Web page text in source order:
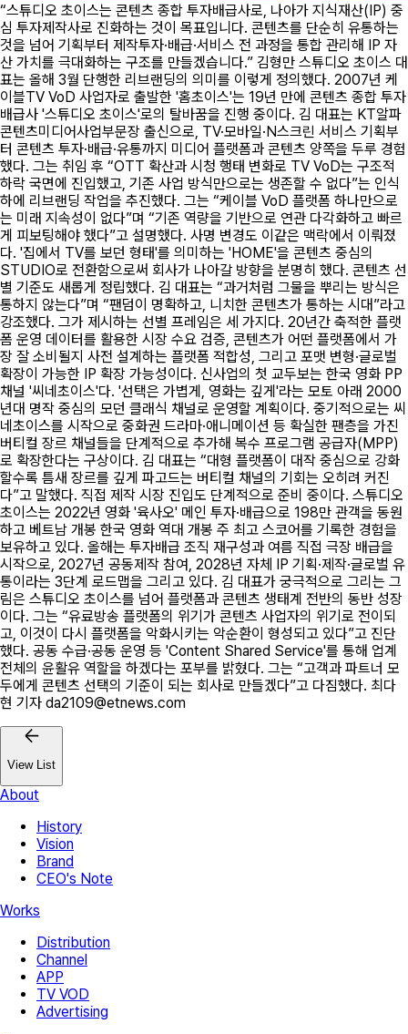
“스튜디오 초이스는 콘텐츠 종합 투자배급사로, 나아가 지식재산(IP) 중
심 투자제작사로 진화하는 것이 목표입니다. 콘텐츠를 단순히 유통하는
것을 넘어 기획부터 제작투자·배급·서비스 전 과정을 통합 관리해 IP 자
산 가치를 극대화하는 구조를 만들겠습니다.” 김형만 스튜디오 초이스 대
표는 올해 3월 단행한 리브랜딩의 의미를 이렇게 정의했다. 2007년 케
이블TV VoD 사업자로 출발한 '홈초이스'는 19년 만에 콘텐츠 종합 투자
배급사 '스튜디오 초이스'로의 탈바꿈을 진행 중이다. 김 대표는 KT알파
콘텐츠미디어사업부문장 출신으로, TV·모바일·N스크린 서비스 기획부
터 콘텐츠 투자·배급·유통까지 미디어 플랫폼과 콘텐츠 양쪽을 두루 경험
했다. 그는 취임 후 “OTT 확산과 시청 행태 변화로 TV VoD는 구조적
하락 국면에 진입했고, 기존 사업 방식만으로는 생존할 수 없다”는 인식
하에 리브랜딩 작업을 추진했다. 그는 “케이블 VoD 플랫폼 하나만으로
는 미래 지속성이 없다”며 “기존 역량을 기반으로 연관 다각화하고 빠르
게 피보팅해야 했다”고 설명했다. 사명 변경도 이같은 맥락에서 이뤄졌
다. '집에서 TV를 보던 형태'를 의미하는 'HOME'을 콘텐츠 중심의
STUDIO로 전환함으로써 회사가 나아갈 방향을 분명히 했다. 콘텐츠 선
별 기준도 새롭게 정립했다. 김 대표는 “과거처럼 그물을 뿌리는 방식은
통하지 않는다”며 “팬덤이 명확하고, 니치한 콘텐츠가 통하는 시대”라고
강조했다. 그가 제시하는 선별 프레임은 세 가지다. 20년간 축적한 플랫
폼 운영 데이터를 활용한 시장 수요 검증, 콘텐츠가 어떤 플랫폼에서 가
장 잘 소비될지 사전 설계하는 플랫폼 적합성, 그리고 포맷 변형·글로벌
확장이 가능한 IP 확장 가능성이다. 신사업의 첫 교두보는 한국 영화 PP
채널 '씨네초이스'다. '선택은 가볍게, 영화는 깊게'라는 모토 아래 2000
년대 명작 중심의 모던 클래식 채널로 운영할 계획이다. 중기적으로는 씨
네초이스를 시작으로 중화권 드라마·애니메이션 등 확실한 팬층을 가진
버티컬 장르 채널들을 단계적으로 추가해 복수 프로그램 공급자(MPP)
로 확장한다는 구상이다. 김 대표는 “대형 플랫폼이 대작 중심으로 강화
할수록 틈새 장르를 깊게 파고드는 버티컬 채널의 기회는 오히려 커진
다”고 말했다. 직접 제작 시장 진입도 단계적으로 준비 중이다. 스튜디오
초이스는 2022년 영화 '육사오' 메인 투자·배급으로 198만 관객을 동원
하고 베트남 개봉 한국 영화 역대 개봉 주 최고 스코어를 기록한 경험을
보유하고 있다. 올해는 투자배급 조직 재구성과 여름 직접 극장 배급을
시작으로, 2027년 공동제작 참여, 2028년 자체 IP 기획·제작·글로벌 유
통이라는 3단계 로드맵을 그리고 있다. 김 대표가 궁극적으로 그리는 그
림은 스튜디오 초이스를 넘어 플랫폼과 콘텐츠 생태계 전반의 동반 성장
이다. 그는 “유료방송 플랫폼의 위기가 콘텐츠 사업자의 위기로 전이되
고, 이것이 다시 플랫폼을 악화시키는 악순환이 형성되고 있다”고 진단
했다. 공동 수급·공동 운영 등 'Content Shared Service'를 통해 업계
전체의 윤활유 역할을 하겠다는 포부를 밝혔다. 그는 “고객과 파트너 모
두에게 콘텐츠 선택의 기준이 되는 회사로 만들겠다”고 다짐했다. 최다
현 기자 da2109@etnews.com
View List
About
History
Vision
Brand
CEO's Note
Works
Distribution
Channel
APP
TV VOD
Advertising